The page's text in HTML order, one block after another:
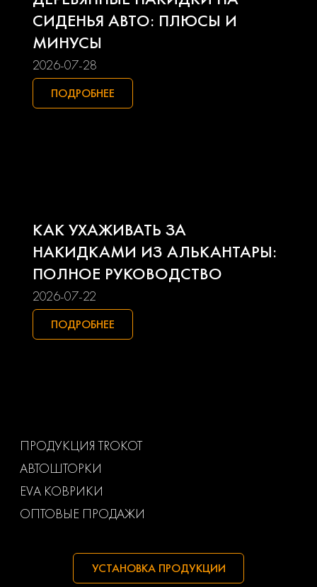
Lifan Mazda
Mitsubishi
Seat Skoda
Smart Ssangyong
Subaru
Маз
СИДЕНЬЯ АВТО: ПЛЮСЫ И
МИНУСЫ
2026-07-28
ПОДРОБНЕЕ
КАК УХАЖИВАТЬ ЗА
НАКИДКАМИ ИЗ АЛЬКАНТАРЫ:
ПОЛНОЕ РУКОВОДСТВО
2026-07-22
ПОДРОБНЕЕ
ПРОДУКЦИЯ TROKOT
АВТОШТОРКИ
EVA КОВРИКИ
ОПТОВЫЕ ПРОДАЖИ
УСТАНОВКА ПРОДУКЦИИ